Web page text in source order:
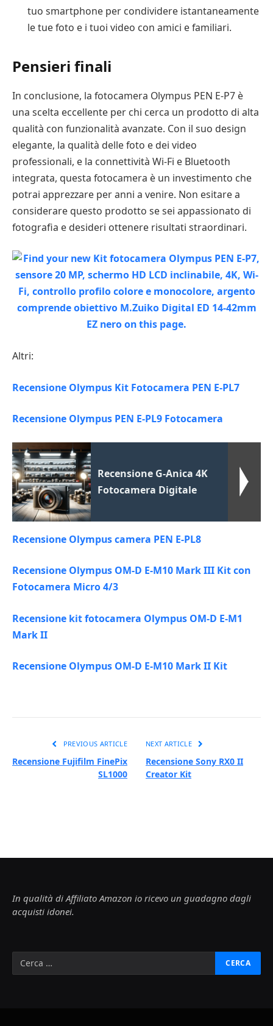
tuo smartphone per condividere istantaneamente
le tue foto e i tuoi video con amici e familiari.
Pensieri finali
In conclusione, la fotocamera Olympus PEN E-P7 è
una scelta eccellente per chi cerca un prodotto di alta
qualità con funzionalità avanzate. Con il suo design
elegante, la qualità delle foto e dei video
professionali, e la connettività Wi-Fi e Bluetooth
integrata, questa fotocamera è un investimento che
potrai apprezzare per anni a venire. Non esitare a
considerare questo prodotto se sei appassionato di
fotografia e desideri ottenere risultati straordinari.
Altri:
Recensione Olympus Kit Fotocamera PEN E-PL7
Recensione Olympus PEN E-PL9 Fotocamera
Recensione G-Anica 4K
Fotocamera Digitale
Recensione Olympus camera PEN E-PL8
Recensione Olympus OM-D E-M10 Mark III Kit con
Fotocamera Micro 4/3
Recensione kit fotocamera Olympus OM-D E-M1
Mark II
Recensione Olympus OM-D E-M10 Mark II Kit
PREVIOUS ARTICLE
Recensione Fujifilm FinePix
SL1000
NEXT ARTICLE
Recensione Sony RX0 II
Creator Kit
In qualità di Affiliato Amazon io ricevo un guadagno dagli
acquisti idonei.